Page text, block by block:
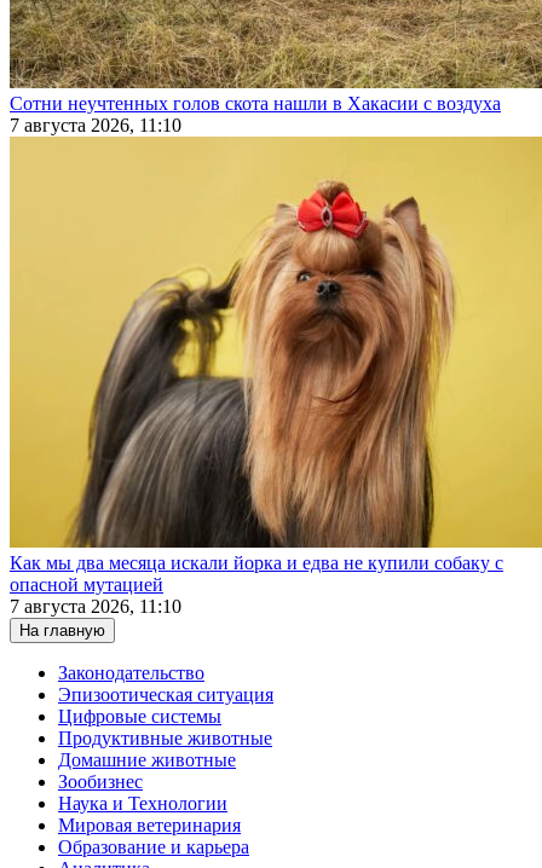
Сотни неучтенных голов скота нашли в Хакасии с воздуха
7 августа 2026, 11:10
Как мы два месяца искали йорка и едва не купили собаку с
опасной мутацией
7 августа 2026, 11:10
На главную
Законодательство
Эпизоотическая ситуация
Цифровые системы
Продуктивные животные
Домашние животные
Зообизнес
Наука и Технологии
Мировая ветеринария
Образование и карьера